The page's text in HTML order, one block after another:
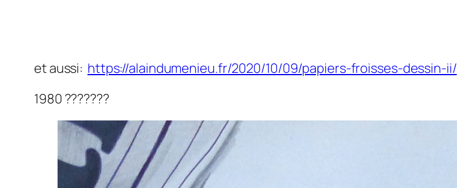
et aussi: https://alaindumenieu.fr/2020/10/09/papiers-froisses-dessin-ii/
1980 ???????